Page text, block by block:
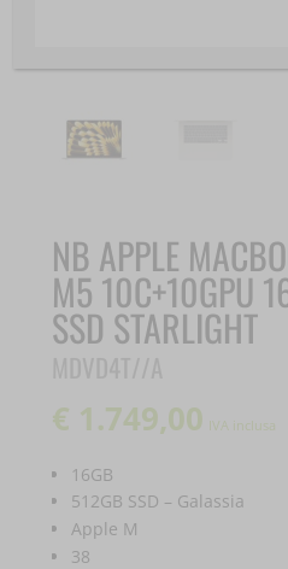
NB APPLE
M5 10C+10GPU
SSD STARLIGHT
€ 1.749,00 IVA inclusa
16GB
512GB SSD – Galassia
Apple M
38